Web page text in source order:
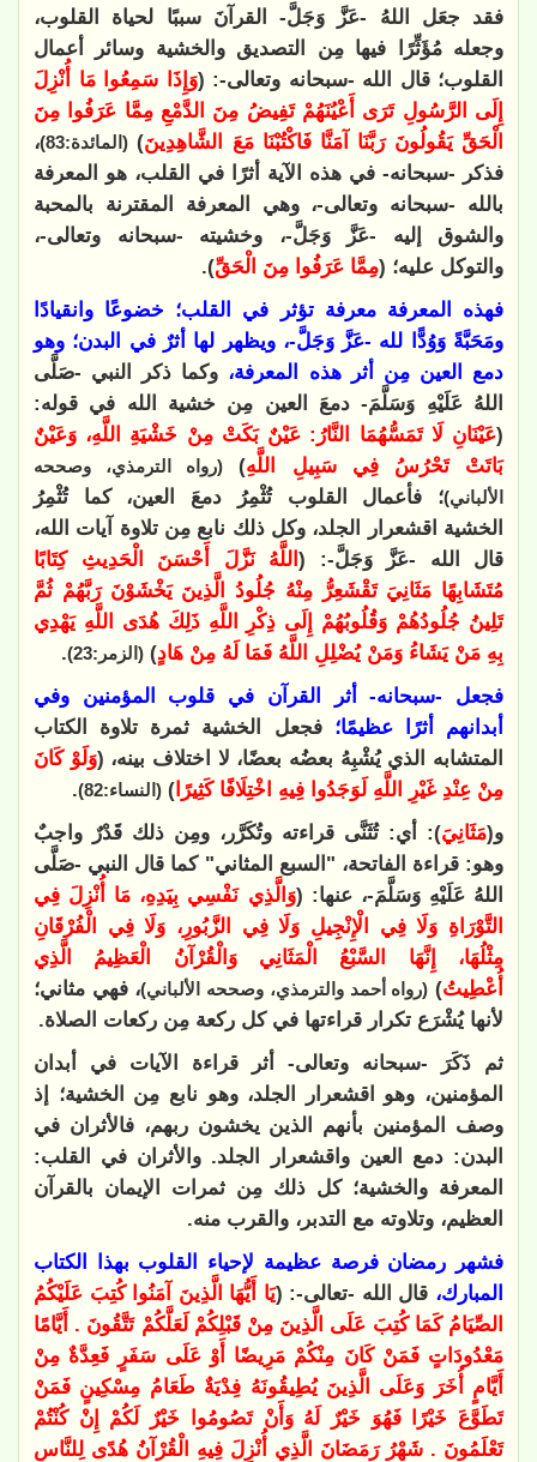
فقد جعَل اللهُ -عَزَّ وَجَلَّ- القرآنَ سببًا لحياة القلوب،
وجعله مُؤَثِّرًا فيها مِن التصديق والخشية وسائر أعمال
القلوب؛ قال الله -سبحانه وتعالى-: (وَإِذَا سَمِعُوا مَا أُنْزِلَ
إِلَى الرَّسُولِ تَرَى أَعْيُنَهُمْ تَفِيضُ مِنَ الدَّمْعِ مِمَّا عَرَفُوا مِنَ
الْحَقِّ يَقُولُونَ رَبَّنَا آمَنَّا فَاكْتُبْنَا مَعَ الشَّاهِدِينَ) (المائدة:83)
،
فذكر -سبحانه- في هذه الآية أثرًا في القلب، هو المعرفة
بالله -سبحانه وتعالى-، وهي المعرفة المقترنة بالمحبة
والشوق إليه -عَزَّ وَجَلَّ-، وخشيته -سبحانه وتعالى-،
والتوكل عليه؛ (مِمَّا عَرَفُوا مِنَ الْحَقِّ).
فهذه المعرفة معرفة تؤثر في القلب؛ خضوعًا وانقيادًا
ومَحَبَّةً وَوُدًّا لله -عَزَّ وَجَلَّ-، ويظهر لها أثرٌ في البدن؛ وهو
دمع العين مِن أثر هذه المعرفة، وكما ذكر النبي -صَلَّى
اللهُ عَلَيْهِ وَسَلَّمَ- دمعَ العين مِن خشية الله في قوله:
(عَيْنَانِ لَا تَمَسُّهُمَا النَّارُ: عَيْنٌ بَكَتْ مِنْ خَشْيَةِ اللَّهِ، وَعَيْنٌ
بَاتَتْ تَحْرُسُ فِي سَبِيلِ اللَّهِ)
(رواه الترمذي، وصححه
الألباني)؛ فأعمال القلوب تُثْمِرُ دمعَ العين، كما تُثْمِرُ
الخشية اقشعرار الجلد، وكل ذلك نابع مِن تلاوة آيات الله،
قال الله -عَزَّ وَجَلَّ-: ( اللَّهُ نَزَّلَ أَحْسَنَ الْحَدِيثِ كِتَابًا
مُتَشَابِهًا مَثَانِيَ تَقْشَعِرُّ مِنْهُ جُلُودُ الَّذِينَ يَخْشَوْنَ رَبَّهُمْ ثُمَّ
تَلِينُ جُلُودُهُمْ وَقُلُوبُهُمْ إِلَى ذِكْرِ اللَّهِ ذَلِكَ هُدَى اللَّهِ يَهْدِي
بِهِ مَنْ يَشَاءُ وَمَنْ يُضْلِلِ اللَّهُ فَمَا لَهُ مِنْ هَادٍ) (الزمر:23)
.
فجعل -سبحانه- أثر القرآن في قلوب المؤمنين وفي
أبدانهم أثرًا عظيمًا؛ فجعل الخشية ثمرة تلاوة الكتاب
المتشابه الذي يُشْبِهُ بعضُه بعضًا، لا اختلاف بينه، (وَلَوْ كَانَ
مِنْ عِنْدِ غَيْرِ اللَّهِ لَوَجَدُوا فِيهِ اخْتِلَافًا كَثِيرًا ) (النساء:82)
.
و(مَثَانِيَ): أي: تُثَنَّى قراءته وتُكَرَّر، ومِن ذلك قَدْرٌ واجبٌ
وهو: قراءة الفاتحة، "السبع المثاني" كما قال النبي -صَلَّى
اللهُ عَلَيْهِ وَسَلَّمَ-، عنها: (وَالَّذِي نَفْسِي بِيَدِهِ، مَا أُنْزِلَ فِي
التَّوْرَاةِ وَلَا فِي الْإِنْجِيلِ وَلَا فِي الزَّبُورِ، وَلَا فِي الْفُرْقَانِ
مِثْلُهَا، إِنَّهَا السَّبْعُ الْمَثَانِي وَالْقُرْآنُ الْعَظِيمُ الَّذِي
أُعْطِيتُ) (رواه أحمد والترمذي، وصححه الألباني)، فهي مثاني؛
لأنها يُشْرَع تكرار قراءتها في كل ركعة مِن ركعات الصلاة.
ثم ذَكَرَ -سبحانه وتعالى- أثر قراءة الآيات في أبدان
المؤمنين، وهو اقشعرار الجلد، وهو نابع مِن الخشية؛ إذ
وصف المؤمنين بأنهم الذين يخشون ربهم، فالأثران في
البدن: دمع العين واقشعرار الجلد. والأثران في القلب:
المعرفة والخشية؛ كل ذلك مِن ثمرات الإيمان بالقرآن
العظيم، وتلاوته مع التدبر، والقرب منه.
فشهر رمضان فرصة عظيمة لإحياء القلوب بهذا الكتاب
المبارك، قال الله -تعالى-: (يَا أَيُّهَا الَّذِينَ آمَنُوا كُتِبَ عَلَيْكُمُ
الصِّيَامُ كَمَا كُتِبَ عَلَى الَّذِينَ مِنْ قَبْلِكُمْ لَعَلَّكُمْ تَتَّقُونَ . أَيَّامًا
مَعْدُودَاتٍ فَمَنْ كَانَ مِنْكُمْ مَرِيضًا أَوْ عَلَى سَفَرٍ فَعِدَّةٌ مِنْ
أَيَّامٍ أُخَرَ وَعَلَى الَّذِينَ يُطِيقُونَهُ فِدْيَةٌ طَعَامُ مِسْكِينٍ فَمَنْ
تَطَوَّعَ خَيْرًا فَهُوَ خَيْرٌ لَهُ وَأَنْ تَصُومُوا خَيْرٌ لَكُمْ إِنْ كُنْتُمْ
تَعْلَمُونَ . شَهْرُ رَمَضَانَ الَّذِي أُنْزِلَ فِيهِ الْقُرْآنُ هُدًى لِلنَّاسِ